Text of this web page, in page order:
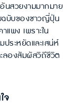
นสวยงามมากมาย
ฉบับของชาวญี่ปุ่น
แพง เพราะใน
ระหยัดและเสน่ห์
ลองสัมผัสวิถีชีวิต
จ